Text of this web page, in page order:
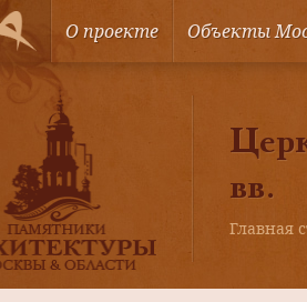
О проекте Объекты
вв.
Главная